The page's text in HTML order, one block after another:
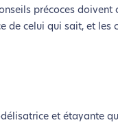
précoces doivent
de celui qui sait, et les
et étayante